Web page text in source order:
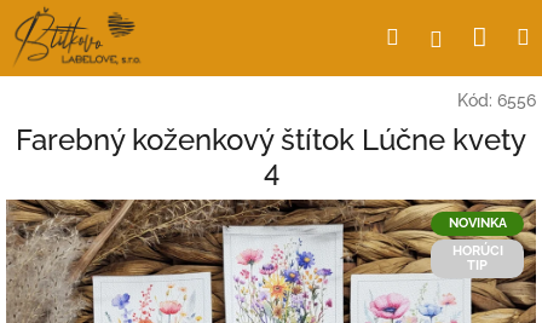
Prejsť
na
obsah
Hľadať
Kód: 6556
Farebný koženkový štítok Lúčne kvety
4
NOVINKA
HORÚCI
TIP